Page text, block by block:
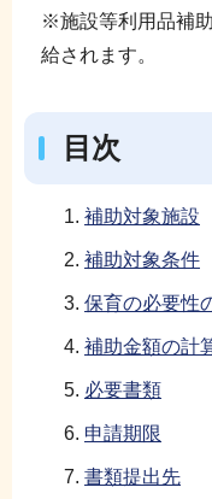
※施設等利用品補
給されます。
目次
補助対象施設
補助対象条件
保育の必要性
補助金額の計
必要書類
申請期限
書類提出先